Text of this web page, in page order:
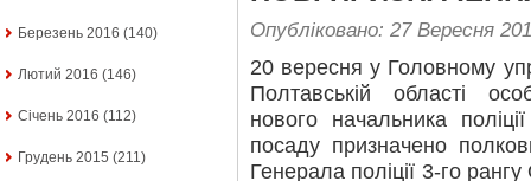
Березень 2016 (140)
Лютий 2016 (146)
Січень 2016 (112)
Грудень 2015 (211)
Опубліковано: 27 Вересня
20 вересня у Головному
Полтавській області
нового начальника
посаду призначено
Генерала поліції 3-го